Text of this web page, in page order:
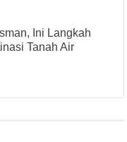
Ini Langkah
Tanah Air